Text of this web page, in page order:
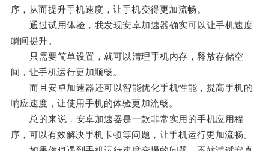
序，从而提升手机速度，让手机变得更加流畅。
通过试用体验，我发现安卓加速器确实可以让手机速度
瞬间提升。
只需要简单设置，就可以清理手机内存，释放存储空
间，让手机运行更加顺畅。
而且安卓加速器还可以智能优化手机性能，提高手机的
响应速度，让使用手机的体验更加流畅。
总的来说，安卓加速器是一款非常实用的手机应用程
序，可以有效解决手机卡顿等问题，让手机运行更加流畅。